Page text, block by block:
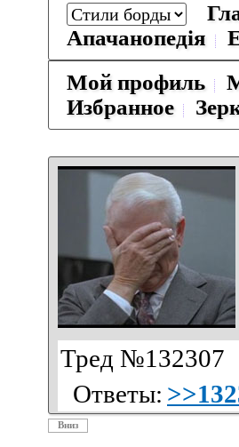
Апачанопедiя
Мой профиль
Избранное
Тред №132307
Ответы:
Вниз